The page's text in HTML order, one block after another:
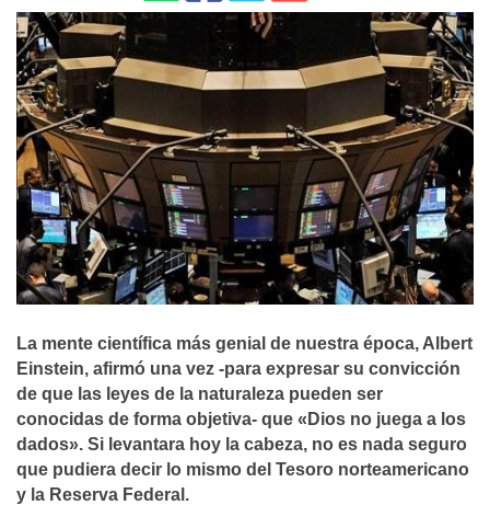
La mente cientí­fica más genial de nuestra época, Albert
Einstein, afirmó una vez -para expresar su convicción
de que las leyes de la naturaleza pueden ser
conocidas de forma objetiva- que «Dios no juega a los
dados». Si levantara hoy la cabeza, no es nada seguro
que pudiera decir lo mismo del Tesoro norteamericano
y la Reserva Federal.